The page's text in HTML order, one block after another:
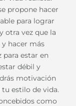
propone hacer
para lograr
otra vez que la
hacer más
para estar en
débil y
motivación
estilo de vida.
como